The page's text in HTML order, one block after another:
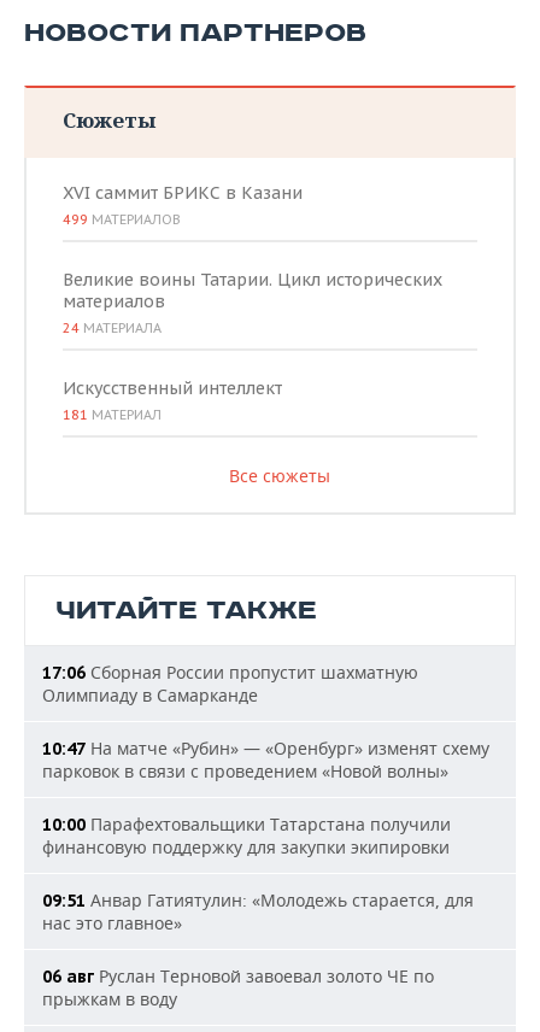
НОВОСТИ ПАРТНЕРОВ
Сюжеты
XVI саммит БРИКС в Казани
499 МАТЕРИАЛОВ
Великие воины Татарии. Цикл исторических
материалов
24 МАТЕРИАЛА
Искусственный интеллект
181 МАТЕРИАЛ
Все сюжеты
ЧИТАЙТЕ ТАКЖЕ
17:06 Сборная России пропустит шахматную
Олимпиаду в Самарканде
10:47 На матче «Рубин» — «Оренбург» изменят схему
парковок в связи с проведением «Новой волны»
10:00 Парафехтовальщики Татарстана получили
финансовую поддержку для закупки экипировки
09:51 Анвар Гатиятулин: «Молодежь старается, для
нас это главное»
06 авг Руслан Терновой завоевал золото ЧЕ по
прыжкам в воду